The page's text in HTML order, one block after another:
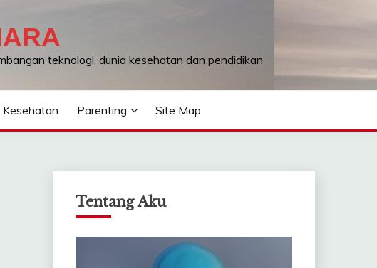
teknologi, dunia kesehatan dan pendidikan
Kesehatan Parenting Site Map
Tentang Aku